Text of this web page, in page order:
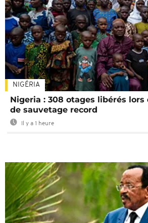
NIGÉRIA
Nigeria : 308 otages libérés lors
de sauvetage record
Il y a 1 heure